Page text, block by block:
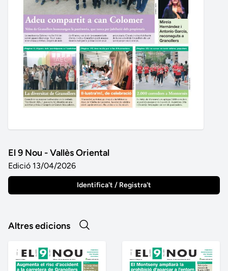
El 9 Nou - Vallès Oriental
Edició 13/04/2026
Identifica't / Registra't
Altres edicions